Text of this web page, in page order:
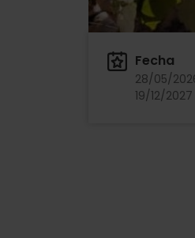
Fecha
28/05/
19/12/2027